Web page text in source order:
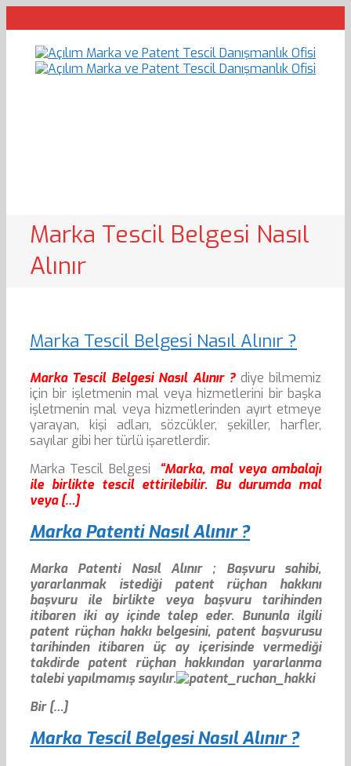
Marka Tescil Belgesi Nasıl
Alınır
Marka Tescil Belgesi Nasıl Alınır ?
Marka Tescil Belgesi Nasıl Alınır ?diye bilmemiz
için bir işletmenin mal veya hizmetlerini bir başka
işletmenin mal veya hizmetlerinden ayırt etmeye
yarayan, kişi adları, sözcükler, şekiller, harfler,
sayılar gibi her türlü işaretlerdir.
Marka Tescil Belgesi
“Marka, mal veya ambalajı
ile birlikte tescil ettirilebilir. Bu durumda mal
veya […]
Marka Patenti Nasıl Alınır ?
Marka Patenti Nasıl Alınır ; Başvuru sahibi,
yararlanmak istediği patent rüçhan hakkını
başvuru ile birlikte veya başvuru tarihinden
itibaren iki ay içinde talep eder. Bununla ilgili
patent rüçhan hakkı belgesini, patent başvurusu
tarihinden itibaren üç ay içerisinde vermediği
takdirde patent rüçhan hakkından yararlanma
talebi yapılmamış sayılır.
Bir […]
Marka Tescil Belgesi Nasıl Alınır ?